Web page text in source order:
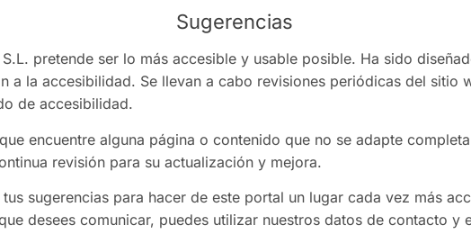
Sugerencias
S.L. pretende ser lo más accesible y usable posible. Ha sido
a la accesibilidad. Se llevan a cabo revisiones periódicas del sitio
de accesibilidad.
encuentre alguna página o contenido que no se adapte
revisión para su actualización y mejora.
sugerencias para hacer de este portal un lugar cada vez más
desees comunicar, puedes utilizar nuestros datos de contacto y